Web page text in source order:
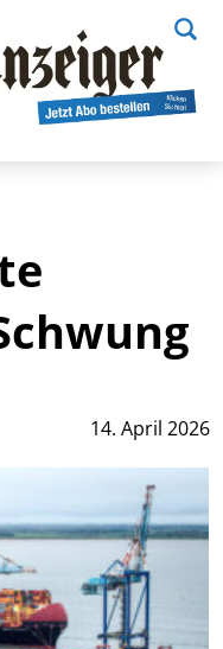
14. April 2026